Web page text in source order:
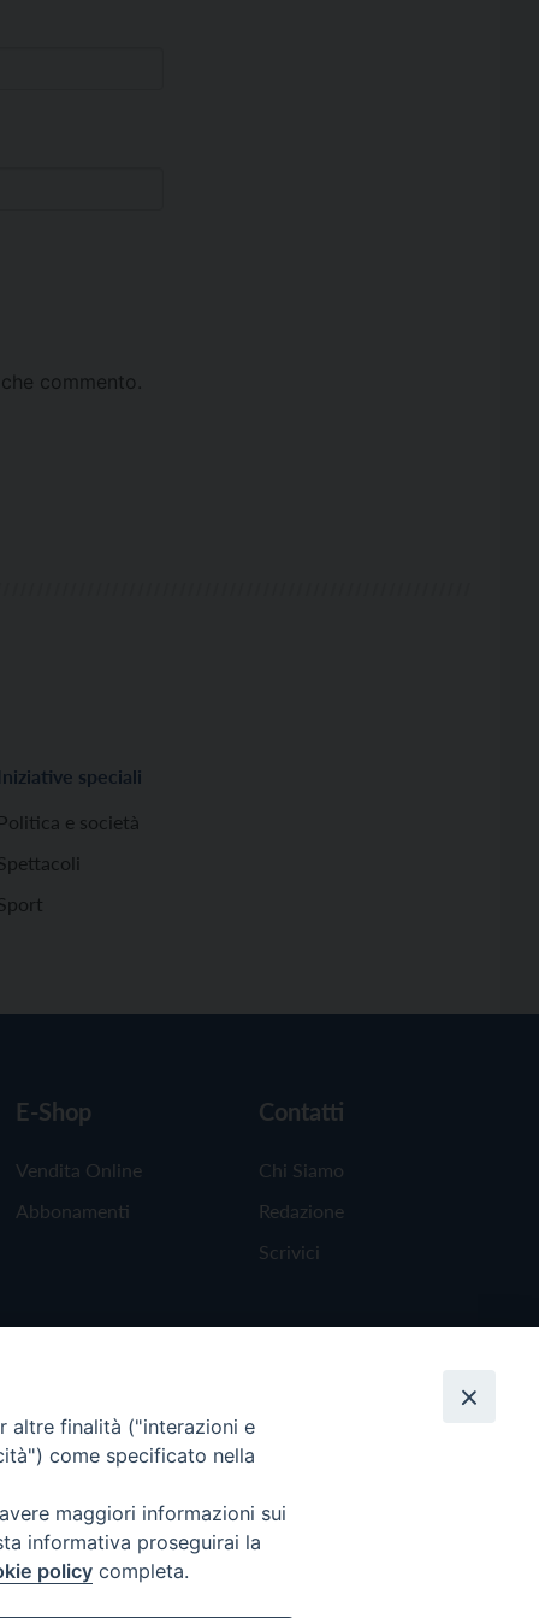
commento.
Iniziative speciali
Politica e società
E-Shop
Vendita Online
Abbonamenti
Contatti
Chi Siamo
Redazione
Scrivici
altre finalità ("interazioni e
come specificato nella
maggiori informazioni sui
informativa proseguirai la
policy completa.